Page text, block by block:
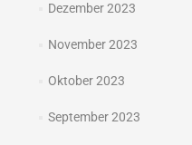
Dezember 2023
November 2023
Oktober 2023
September 2023